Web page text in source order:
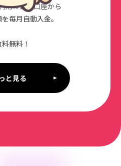
用の銀行口座から
毎月自動入金。
無料！
と見る